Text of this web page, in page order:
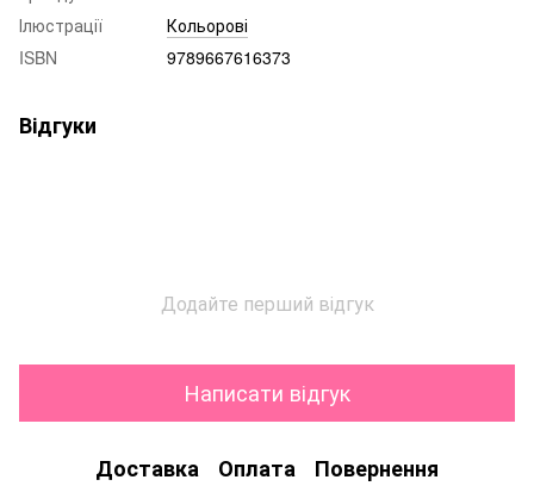
Ілюстрації
Кольорові
ISBN
9789667616373
Відгуки
Додайте перший відгук
Написати відгук
Доставка Оплата Повернення